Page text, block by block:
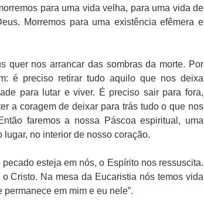
para uma vida velha, para uma vida de
Morremos para uma existência efêmera e
quer nos arrancar das sombras da morte. Por
é preciso retirar tudo aquilo que nos deixa
para lutar e viver. É preciso sair para fora,
a coragem de deixar para trás tudo o que nos
faremos a nossa Páscoa espiritual, uma
no interior de nosso coração.
esteja em nós, o Espírito nos ressuscita.
Cristo. Na mesa da Eucaristia nós temos vida
em mim e eu nele”.